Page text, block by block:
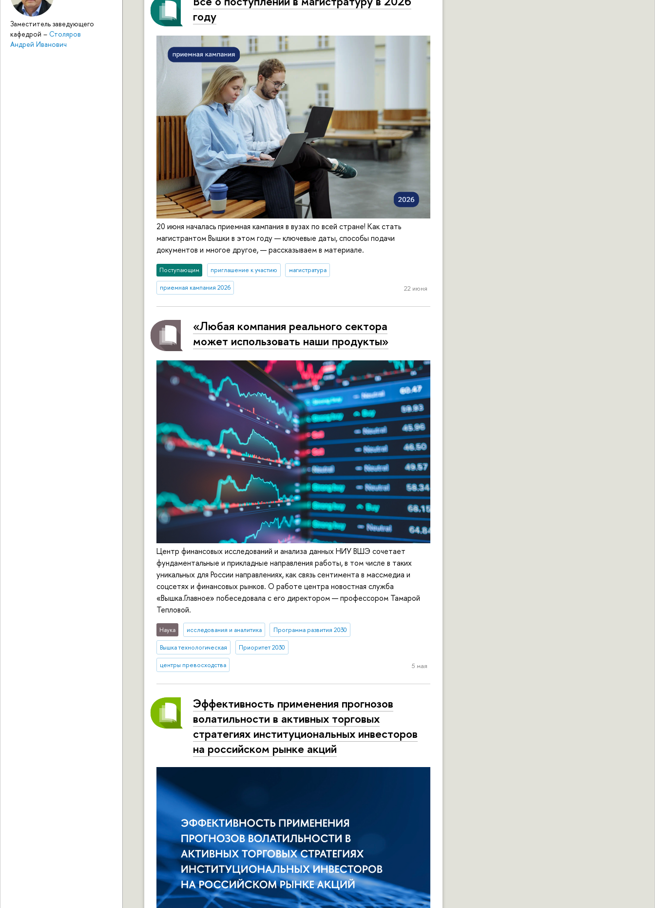
Заместитель заведующего
кафедрой – Столяров
Андрей Иванович
году
20 июня началась приемная кампания в вузах по всей стране! Как стать
магистрантом Вышки в этом году — ключевые даты, способы подачи
документов и многое другое, — рассказываем в материале.
Поступающим приглашение к участию магистратура
приемная кампания 2026 22 июня
«Любая компания реального сектора
может использовать наши продукты»
Центр финансовых исследований и анализа данных НИУ ВШЭ сочетает
фундаментальные и прикладные направления работы, в том числе в таких
уникальных для России направлениях, как связь сентимента в массмедиа и
соцсетях и финансовых рынков. О работе центра новостная служба
«Вышка.Главное» побеседовала с его директором — профессором Тамарой
Тепловой.
Наука исследования и аналитика Программа развития 2030
Вышка технологическая Приоритет 2030
центры превосходства 5 мая
Эффективность применения прогнозов
волатильности в активных торговых
стратегиях институциональных инвесторов
на российском рынке акций